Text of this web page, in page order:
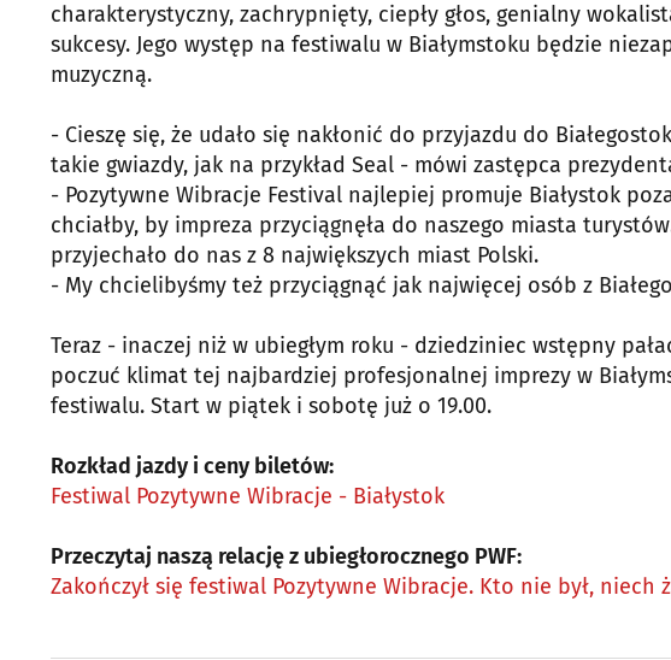
charakterystyczny, zachrypnięty, ciepły głos, genialny
sukcesy. Jego występ na festiwalu w Białymstoku będzie
muzyczną.
- Cieszę się, że udało się nakłonić do przyjazdu do
takie gwiazdy, jak na przykład Seal - mówi zastępca
- Pozytywne Wibracje Festival najlepiej promuje Białystok
chciałby, by impreza przyciągnęła do naszego miasta
przyjechało do nas z 8 największych miast Polski.
- My chcielibyśmy też przyciągnąć jak najwięcej osób z
Teraz - inaczej niż w ubiegłym roku - dziedziniec wstępny
poczuć klimat tej najbardziej profesjonalnej imprezy w
festiwalu. Start w piątek i sobotę już o 19.00.
Rozkład jazdy i ceny biletów:
Festiwal Pozytywne Wibracje - Białystok
Przeczytaj naszą relację z ubiegłorocznego PWF:
Zakończył się festiwal Pozytywne Wibracje. Kto nie był, niech